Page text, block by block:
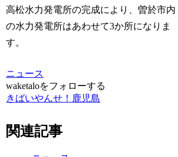
高松水力発電所の完成により、曽於市内
の水力発電所はあわせて3か所になりま
す。
ニュース
waketaloをフォローする
きばいやんせ！鹿児島
関連記事